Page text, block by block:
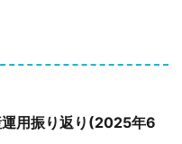
運用振り返り(2025年6